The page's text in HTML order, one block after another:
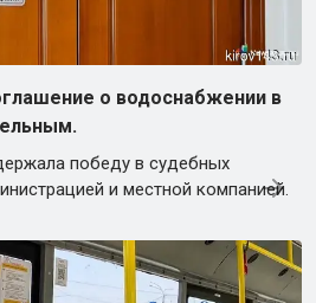
о водоснабжении в
победу в судебных
и местной компанией.